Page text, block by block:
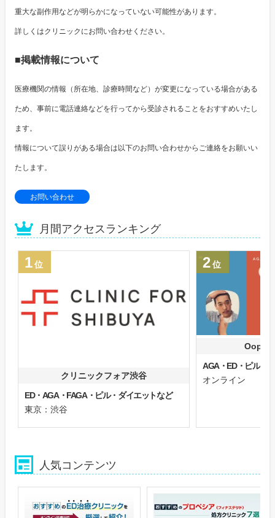
重大な副作用などが明らかになっていない可能性があります。
詳しくはクリニックにお問い合わせください。
■掲載情報について
医療機関の情報（所在地、診療時間など）が変更になっている場合がある
ため、事前に電話連絡などを行ってから受診されることをおすすめいたし
ます。
情報について誤りがある場合は以下のお問い合わせからご連絡をお願いい
たします。
お問い合わせ
月間アクセスランキング
1位
クリニックフォア渋谷
ED・AGA・FAGA・ピル・ダイエットなど
東京：渋谷
2位
Oops
AGA・ED・ピル
オンライン
人気コンテンツ